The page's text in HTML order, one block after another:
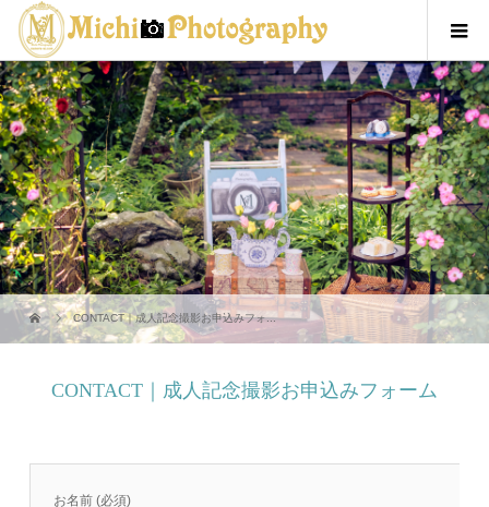
CONTACT｜成人記念撮影お申込みフォ...
CONTACT｜成人記念撮影お申込みフォーム
お名前 (必須)